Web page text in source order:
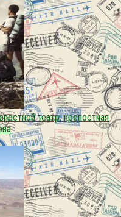
театр. крепостная